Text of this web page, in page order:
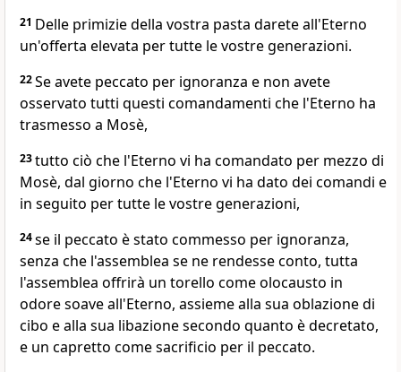
21 Delle primizie della vostra pasta darete all'Eterno
un'offerta elevata per tutte le vostre generazioni.
22Se avete peccato per ignoranza e non avete
osservato tutti questi comandamenti che l'Eterno ha
trasmesso a Mosè,
23tutto ciò che l'Eterno vi ha comandato per mezzo di
Mosè, dal giorno che l'Eterno vi ha dato dei comandi e
in seguito per tutte le vostre generazioni,
24se il peccato è stato commesso per ignoranza,
senza che l'assemblea se ne rendesse conto, tutta
l'assemblea offrirà un torello come olocausto in
odore soave all'Eterno, assieme alla sua oblazione di
cibo e alla sua libazione secondo quanto è decretato,
e un capretto come sacrificio per il peccato.